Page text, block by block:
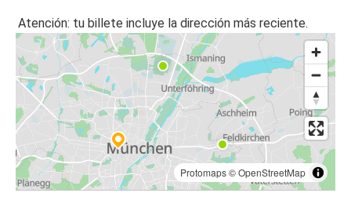
Atención: tu billete incluye la dirección más reciente.
Protomaps©OpenStreetMap